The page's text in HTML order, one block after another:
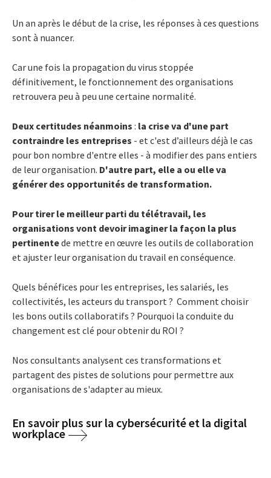
Un an après le début de la crise, les réponses à ces questions
sont à nuancer.
Car une fois la propagation du virus stoppée
définitivement, le fonctionnement des organisations
retrouvera peu à peu une certaine normalité.
Deux certitudes néanmoins : la crise va d'une part
contraindre les entreprises - et c'est d’ailleurs déjà le cas
pour bon nombre d'entre elles - à modifier des pans entiers
de leur organisation. D'autre part, elle a ou elle va
générer des opportunités de transformation.
Pourtirer le meilleur parti du télétravail, les
organisations vont devoir imaginer la façon la plus
pertinentede mettre en œuvre les outils de collaboration
et ajuster leur organisation du travail en conséquence.
Quels bénéfices pour les entreprises, les salariés, les
collectivités, les acteurs du transport ? Comment choisir
les bons outils collaboratifs ? Pourquoi la conduite du
changement est clé pour obtenir du ROI ?
Nos consultants analysent ces transformations et
partagent des pistes de solutions pour permettre aux
organisations de s'adapter au mieux.
En savoir plus sur la cybersécurité et la digital
workplace